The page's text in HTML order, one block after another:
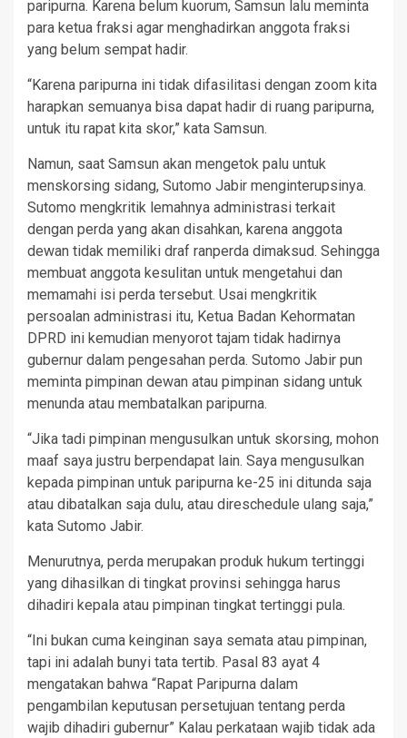
paripurna. Karena belum kuorum, Samsun lalu meminta
para ketua fraksi agar menghadirkan anggota fraksi
yang belum sempat hadir.
“Karena paripurna ini tidak difasilitasi dengan zoom kita
harapkan semuanya bisa dapat hadir di ruang paripurna,
untuk itu rapat kita skor,” kata Samsun.
Namun, saat Samsun akan mengetok palu untuk
menskorsing sidang, Sutomo Jabir menginterupsinya.
Sutomo mengkritik lemahnya administrasi terkait
dengan perda yang akan disahkan, karena anggota
dewan tidak memiliki draf ranperda dimaksud. Sehingga
membuat anggota kesulitan untuk mengetahui dan
memamahi isi perda tersebut. Usai mengkritik
persoalan administrasi itu, Ketua Badan Kehormatan
DPRD ini kemudian menyorot tajam tidak hadirnya
gubernur dalam pengesahan perda. Sutomo Jabir pun
meminta pimpinan dewan atau pimpinan sidang untuk
menunda atau membatalkan paripurna.
“Jika tadi pimpinan mengusulkan untuk skorsing, mohon
maaf saya justru berpendapat lain. Saya mengusulkan
kepada pimpinan untuk paripurna ke-25 ini ditunda saja
atau dibatalkan saja dulu, atau direschedule ulang saja,”
kata Sutomo Jabir.
Menurutnya, perda merupakan produk hukum tertinggi
yang dihasilkan di tingkat provinsi sehingga harus
dihadiri kepala atau pimpinan tingkat tertinggi pula.
“Ini bukan cuma keinginan saya semata atau pimpinan,
tapi ini adalah bunyi tata tertib. Pasal 83 ayat 4
mengatakan bahwa “Rapat Paripurna dalam
pengambilan keputusan persetujuan tentang perda
wajib dihadiri gubernur” Kalau perkataan wajib tidak ada